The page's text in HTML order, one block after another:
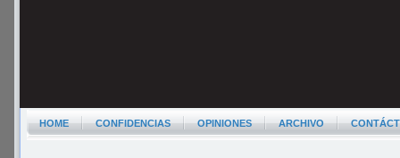
HOME CONFIDENCIAS OPINIONES ARCHIVO